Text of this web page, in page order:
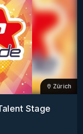
Zürich
Stage